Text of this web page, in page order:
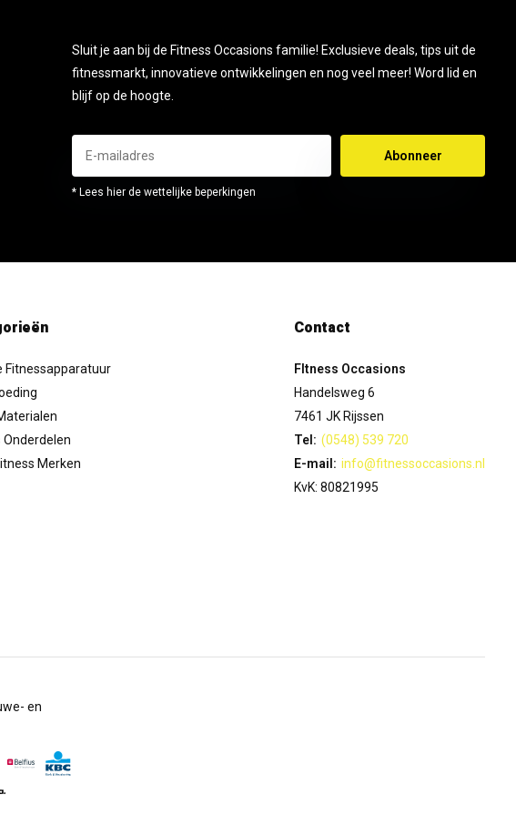
Sluit je aan bij de Fitness Occasions familie! Exclusieve deals, tips uit de
fitnessmarkt, innovatieve ontwikkelingen en nog veel meer! Word lid en
blijf op de hoogte.
Abonneer
* Lees hier de wettelijke beperkingen
Fitnessapparatuur
Onderdelen
Merken
Contact
FItness Occasions
Handelsweg 6
7461 JK Rijssen
Tel: (0548) 539 720
E-mail: info@fitnessoccasions.nl
KvK: 80821995
en